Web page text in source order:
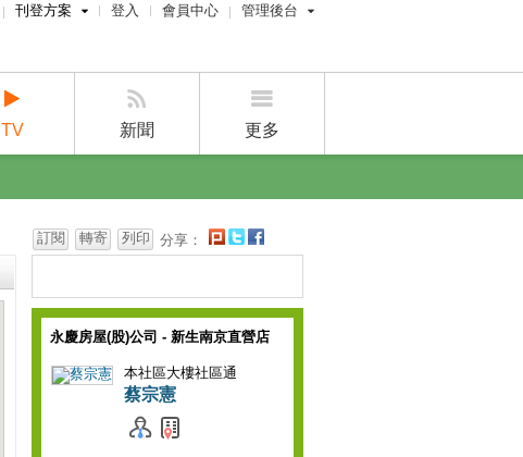
刊登方案
賣屋刊登
廣告刊登
登入 會員中心 管理後台
經紀人管理後台
設計師管理後台
TV 新聞 更多
訂閱 轉寄 列印 分享：
永慶房屋(股)公司 - 新生南京直營店
本社區大樓社區通
蔡宗憲